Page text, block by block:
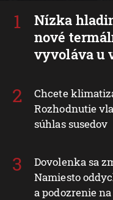
Nízka
nové
vyvoláva u
Chcete
Rozhodnutie
súhlas susedov
Dovolenka sa
Namiesto
a podozrenie